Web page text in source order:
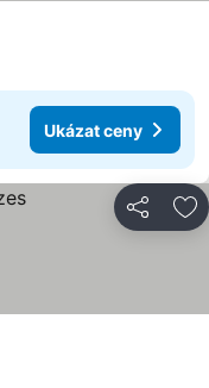
Ukázat ceny
Sdílet